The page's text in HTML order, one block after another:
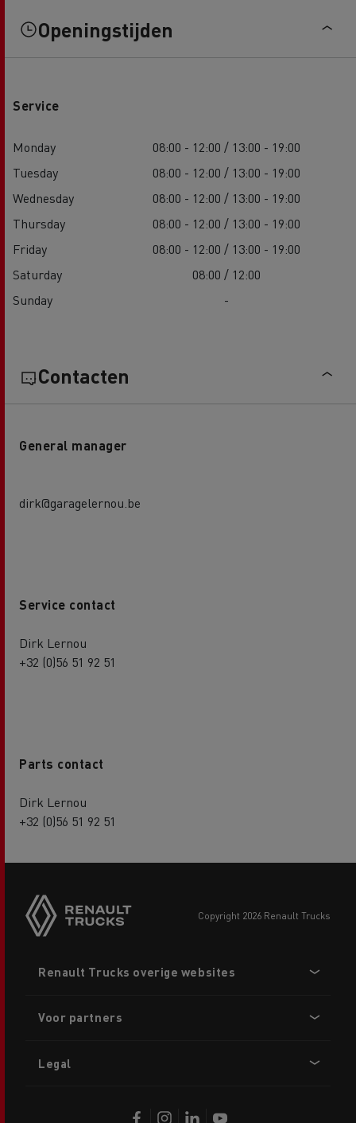
Openingstijden
Service
Monday
08:00 - 12:00 / 13:00 - 19:00
Tuesday
08:00 - 12:00 / 13:00 - 19:00
Wednesday
08:00 - 12:00 / 13:00 - 19:00
Thursday
08:00 - 12:00 / 13:00 - 19:00
Friday
08:00 - 12:00 / 13:00 - 19:00
Saturday
08:00 / 12:00
Sunday
-
Contacten
General manager
dirk@garagelernou.be
Service contact
Dirk Lernou
+32 (0)56 51 92 51
Parts contact
Dirk Lernou
+32 (0)56 51 92 51
copyright 2026 Renault Trucks
menu
Renault Trucks overige websites
Voor partners
Legal